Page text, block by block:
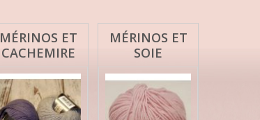
MÉRINOS ET
CACHEMIRE
MÉRINOS ET
SOIE